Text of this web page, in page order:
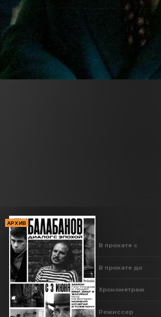
АРХИВ
В прокате с
В прокате до
Хронометраж
Режиссер